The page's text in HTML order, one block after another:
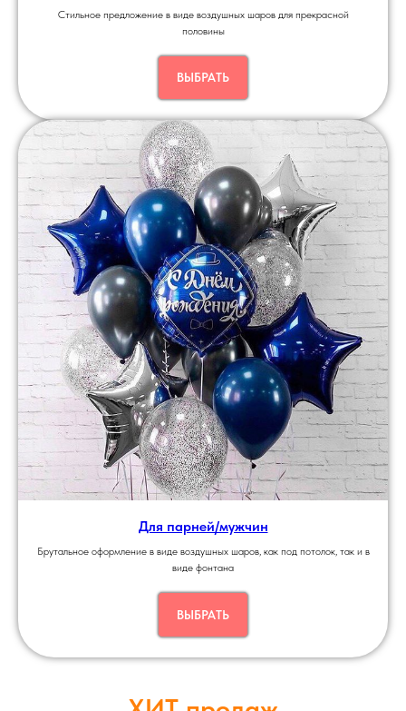
Стильное предложение в виде воздушных шаров для прекрасной
половины
ВЫБРАТЬ
Для парней/мужчин
Брутальное оформление в виде воздушных шаров, как под потолок, так и в
виде фонтана
ВЫБРАТЬ